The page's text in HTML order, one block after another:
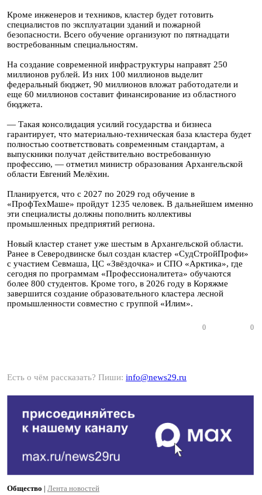
Кроме инженеров и техников, кластер будет готовить
специалистов по эксплуатации зданий и пожарной
безопасности. Всего обучение организуют по пятнадцати
востребованным специальностям.
На создание современной инфраструктуры направят 250
миллионов рублей. Из них 100 миллионов выделит
федеральный бюджет, 90 миллионов вложат работодатели и
еще 60 миллионов составит финансирование из областного
бюджета.
— Такая консолидация усилий государства и бизнеса
гарантирует, что материально-техническая база кластера будет
полностью соответствовать современным стандартам, а
выпускники получат действительно востребованную
профессию, — отметил министр образования Архангельской
области Евгений Мелёхин.
Планируется, что с 2027 по 2029 год обучение в
«ПрофТехМаше» пройдут 1235 человек. В дальнейшем именно
эти специалисты должны пополнить коллективы
промышленных предприятий региона.
Новый кластер станет уже шестым в Архангельской области.
Ранее в Северодвинске был создан кластер «СудСтройПрофи»
с участием Севмаша, ЦС «Звёздочка» и СПО «Арктика», где
сегодня по программам «Профессионалитета» обучаются
более 800 студентов. Кроме того, в 2026 году в Коряжме
завершится создание образовательного кластера лесной
промышленности совместно с группой «Илим».
0 0
Есть о чём рассказать? Пиши: info@news29.ru
Общество | Лента новостей